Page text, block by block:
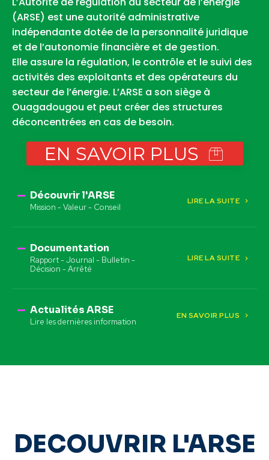
(ARSE) est une autorité administrative
indépendante dotée de la personnalité juridique
et de l’autonomie financière et de gestion.
Elle assure la régulation, le contrôle et le suivi des
activités des exploitants et des opérateurs du
secteur de l’énergie. L’ARSE a son siège à
Ouagadougou et peut créer des structures
déconcentrées en cas de besoin.
EN SAVOIR PLUS
Découvrir l'ARSE
Mission - Valeur - Conseil
LIRE LA SUITE
Documentation
Rapport - Journal - Bulletin -
Décision - Arrêté
LIRE LA SUITE
Actualités ARSE
Lire les dernières information
EN SAVOIR PLUS
DECOUVRIR L'ARSE